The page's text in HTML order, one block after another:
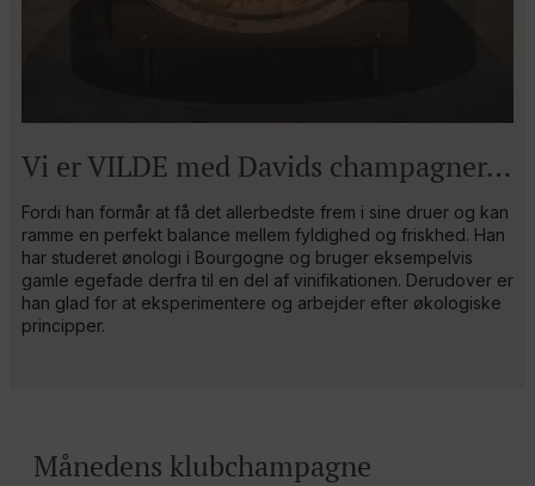
Vi er VILDE med Davids champagner…
Fordi han formår at få det allerbedste frem i sine druer og kan
ramme en perfekt balance mellem fyldighed og friskhed. Han
har studeret ønologi i Bourgogne og bruger eksempelvis
gamle egefade derfra til en del af vinifikationen. Derudover er
han glad for at eksperimentere og arbejder efter økologiske
principper.
Månedens klubchampagne